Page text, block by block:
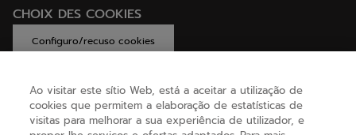
CHOIX DES COOKIES
Configuro/recuso cookies
AJUDA
Ao visitar este sítio Web, está a aceitar a utilização de
cookies que permitem a elaboração de estatísticas de
visitas para melhorar a sua experiência de utilizador, e